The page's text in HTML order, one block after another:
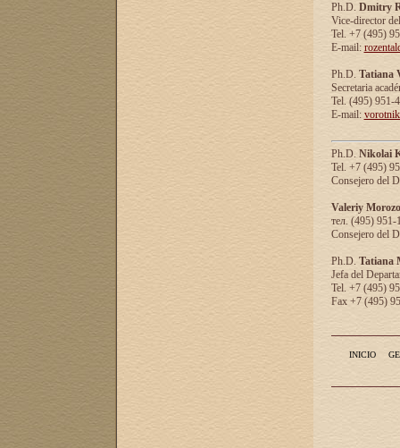
Ph.D. Dmitry
Vice-director
Tel. +7 (495)
E-mail:
Ph.D. Tatiana
Secretaria
Tel. (495) 951-
E-mail:
Ph.D. Nikolai
Tel. +7 (495)
Consejero del
Valeriy
тел. (495) 951-
Consejero del
Ph.D. Tatiana
Jefa del
Tel. +7 (495)
Fax +7 (495)
INICIO